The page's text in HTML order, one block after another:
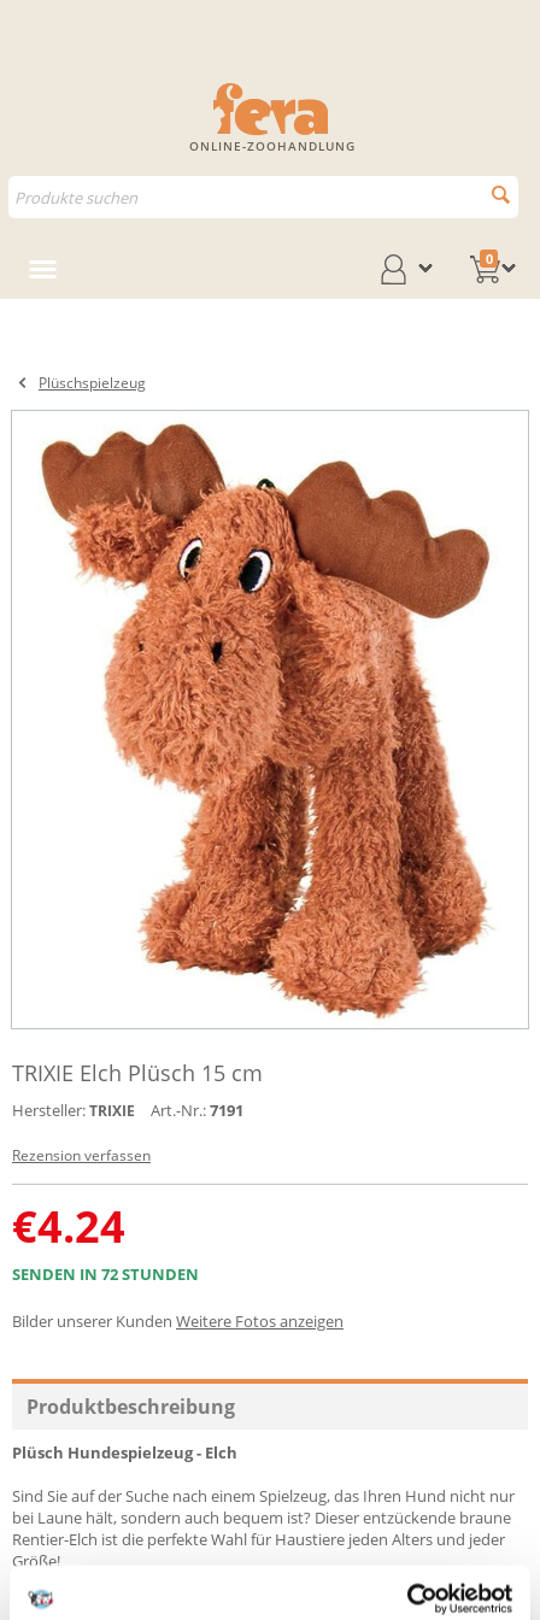
ONLINE-ZOOHANDLUNG
0
Plüschspielzeug
TRIXIE Elch Plüsch 15 cm
Hersteller:TRIXIE Art.-Nr.:7191
Rezension verfassen
€4.24
SENDEN IN 72 STUNDEN
Bilder unserer Kunden Weitere Fotos anzeigen
Produktbeschreibung
Plüsch Hundespielzeug - Elch
Sind Sie auf der Suche nach einem Spielzeug, das Ihren Hund nicht nur
bei Laune hält, sondern auch bequem ist? Dieser entzückende braune
Rentier-Elch ist die perfekte Wahl für Haustiere jeden Alters und jeder
Größe!
Produktmerkmale: